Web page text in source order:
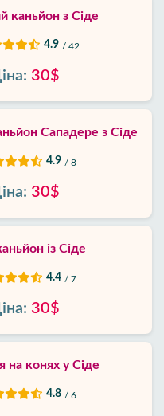
каньйон з Сіде
4.9 / 42
30$
Сападере з Сіде
4.9 / 8
30$
із Сіде
4.4 / 7
30$
на конях у Сіде
4.8 / 6